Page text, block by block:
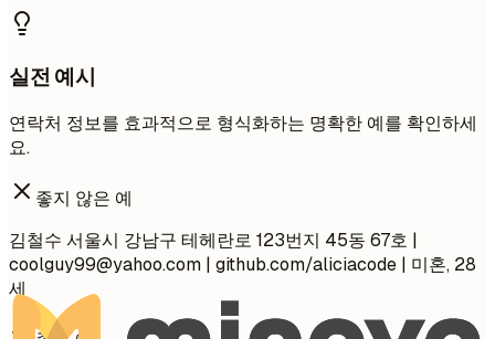
실전 예시
연락처 정보를 효과적으로 형식화하는 명확한 예를 확인하세
요.
좋지 않은 예
김철수 서울시 강남구 테헤란로 123번지 45동 67호 |
coolguy99@yahoo.com | github.com/aliciacode | 미혼, 28
세